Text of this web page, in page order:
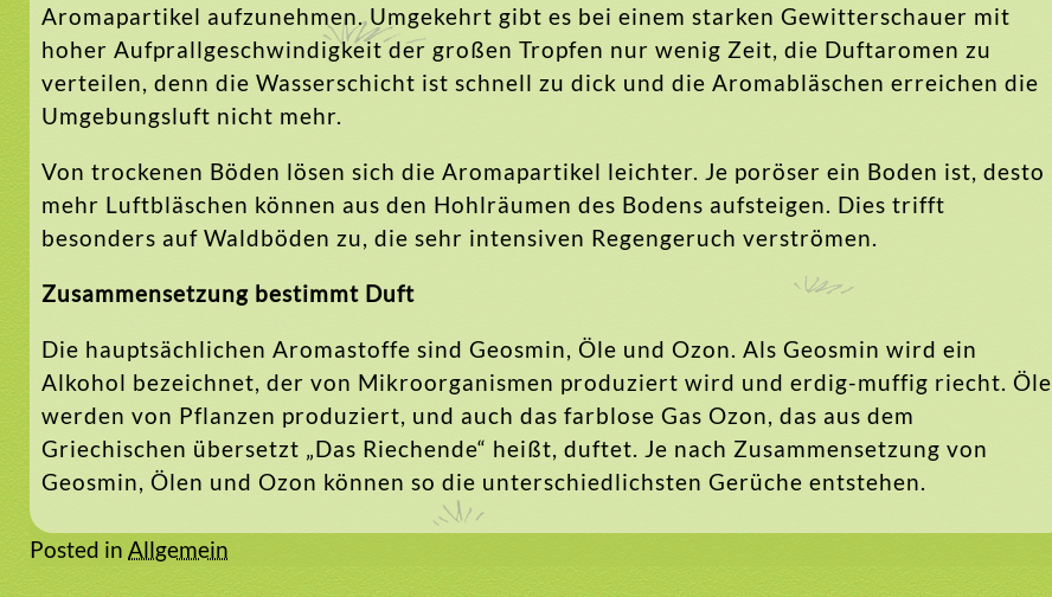
Aromapartikel aufzunehmen. Umgekehrt gibt es bei einem starken Gewitterschauer mit
hoher Aufprallgeschwindigkeit der großen Tropfen nur wenig Zeit, die Duftaromen zu
verteilen, denn die Wasserschicht ist schnell zu dick und die Aromabläschen erreichen die
Umgebungsluft nicht mehr.
Von trockenen Böden lösen sich die Aromapartikel leichter. Je poröser ein Boden ist, desto
mehr Luftbläschen können aus den Hohlräumen des Bodens aufsteigen. Dies trifft
besonders auf Waldböden zu, die sehr intensiven Regengeruch verströmen.
Zusammensetzung bestimmt Duft
Die hauptsächlichen Aromastoffe sind Geosmin, Öle und Ozon. Als Geosmin wird ein
Alkohol bezeichnet, der von Mikroorganismen produziert wird und erdig-muffig riecht. Öle
werden von Pflanzen produziert, und auch das farblose Gas Ozon, das aus dem
Griechischen übersetzt „Das Riechende“ heißt, duftet. Je nach Zusammensetzung von
Geosmin, Ölen und Ozon können so die unterschiedlichsten Gerüche entstehen.
Posted in Allgemein